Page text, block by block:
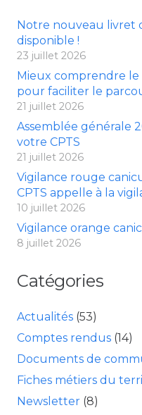
Notre nouveau livret
disponible !
23 juillet 2026
Mieux comprendre le
pour faciliter le
21 juillet 2026
Assemblée générale
votre CPTS
21 juillet 2026
Vigilance rouge
CPTS appelle à la
10 juillet 2026
Vigilance orange
8 juillet 2026
Catégories
Actualités (53)
Comptes rendus (14)
Documents de
Fiches métiers du
Newsletter (8)